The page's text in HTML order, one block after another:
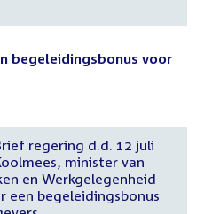
begeleidingsbonus voor
regering d.d. 12 juli
minister van
en Werkgelegenheid
een begeleidingsbonus